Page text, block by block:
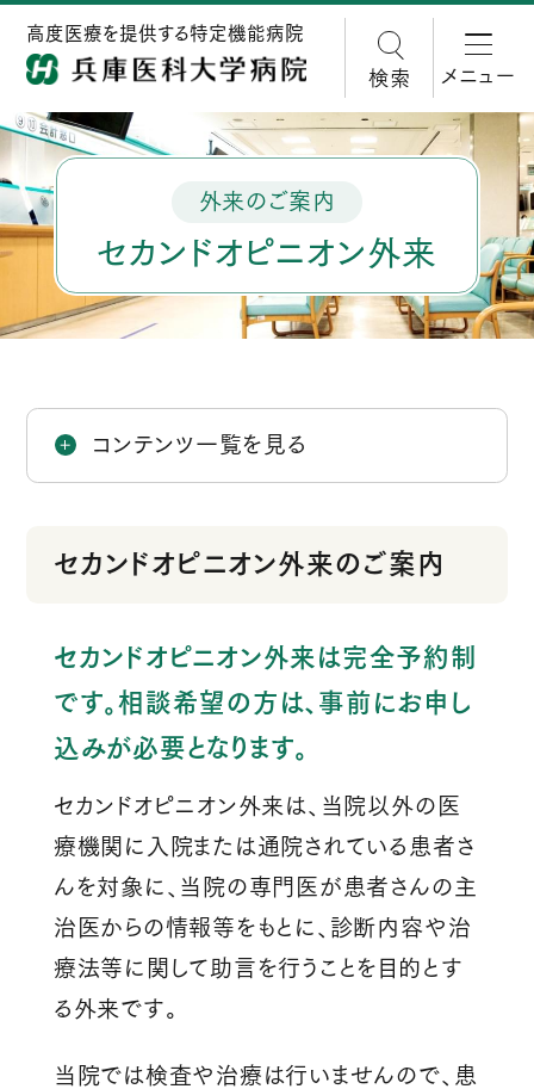
高度医療を提供する特定機能病院
検索 メニュー
外来のご案内
セカンドオピニオン外来
コンテンツ一覧を見る
セカンドオピニオン外来のご案内
セカンドオピニオン外来は完全予約制
です。相談希望の方は、事前にお申し
込みが必要となります。
セカンドオピニオン外来は、当院以外の医
療機関に入院または通院されている患者さ
んを対象に、当院の専門医が患者さんの主
治医からの情報等をもとに、診断内容や治
療法等に関して助言を行うことを目的とす
る外来です。
当院では検査や治療は行いませんので、患